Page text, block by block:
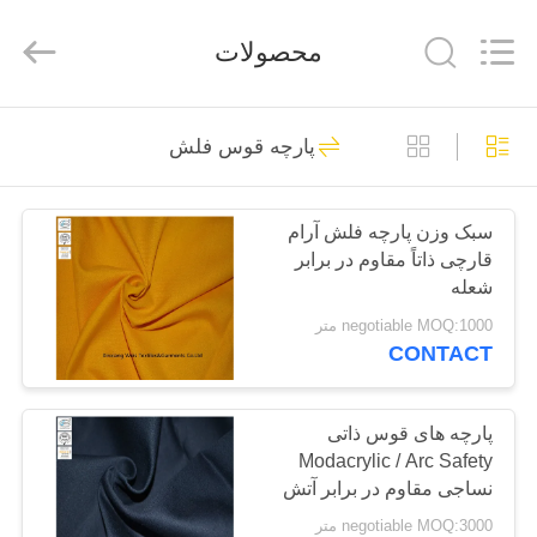
خانه
محصولات
درباره
تور
کارخانه
کنترل
Textiles&Garments
Co.Ltd.
Reserved.
کاورهای پنبه ای FR
کاورهای سبک سبک
FR
16
محصولات
پارچه قوس فلش
سبک وزن پارچه فلش آرام
قارچی ذاتاً مقاوم در برابر
شعله
negotiable MOQ:1000 متر
CONTACT
پارچه های قوس ذاتی
Modacrylic / Arc Safety
نساجی مقاوم در برابر آتش
negotiable MOQ:3000 متر